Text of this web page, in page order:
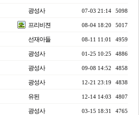
광성사 07-03 21:14 5098
프리비젼 08-04 18:20 5017
선재아들 08-11 11:01 4959
광성사 01-25 10:25 4886
광성사 09-08 14:52 4858
광성사 12-21 23:19 4838
유된 12-14 14:03 4807
광성사 03-15 18:31 4765